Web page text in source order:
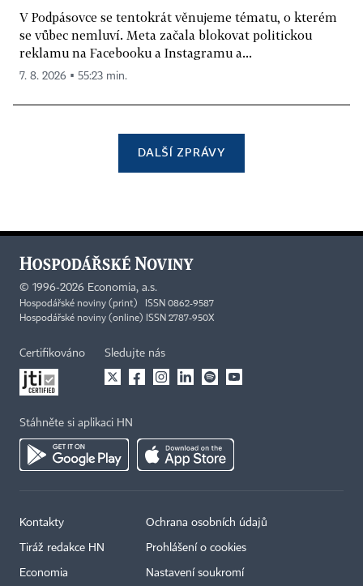
V Podpásovce se tentokrát věnujeme tématu, o kterém
se vůbec nemluví. Meta začala blokovat politickou
reklamu na Facebooku a Instagramu a...
7. 8. 2026 ▪ 55:23 min.
DALŠÍ ZPRÁVY
© 1996-2026 Economia, a.s.
Hospodářské noviny (print) ISSN 0862-9587
Hospodářské noviny (online) ISSN 2787-950X
Certifikováno Sledujte nás
Stáhněte si aplikaci HN
Kontakty
Tiráž redakce HN
Economia
Ochrana osobních údajů
Prohlášení o cookies
Nastavení soukromí